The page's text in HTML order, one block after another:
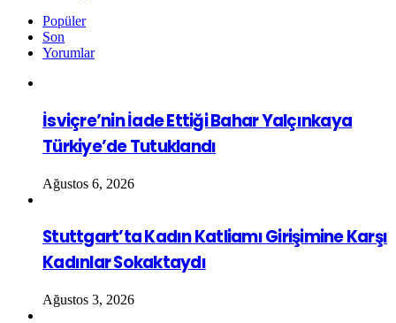
Popüler
Son
Yorumlar
İsviçre’nin İade Ettiği Bahar Yalçınkaya
Türkiye’de Tutuklandı
Ağustos 6, 2026
Stuttgart’ta Kadın Katliamı Girişimine Karşı
Kadınlar Sokaktaydı
Ağustos 3, 2026